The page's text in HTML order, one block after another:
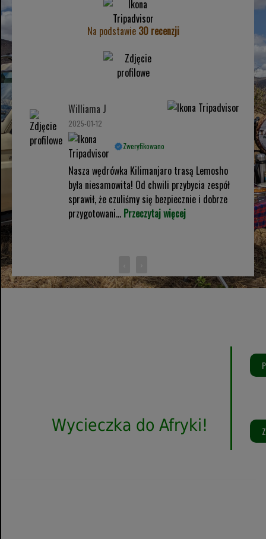
Na podstawie 30 recenzji
Williama J
2025-01-12
Zweryfikowano
Nasza wędrówka Kilimanjaro trasą Lemosho
była niesamowita! Od chwili przybycia zespół
sprawił, że czuliśmy się bezpiecznie i dobrze
przygotowani... Przeczytaj więcej
Wycieczka do Afryki!